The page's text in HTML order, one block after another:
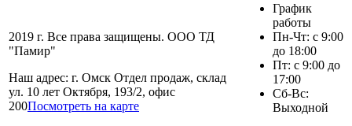
2019 г. Все права защищены. ООО ТД
"Памир"
Наш адрес: г. Омск Отдел продаж, склад
ул. 10 лет Октября, 193/2, офис
200Посмотреть на карте
График
работы
Пн-Чт: с 9:00
до 18:00
Пт: с 9:00 до
17:00
Сб-Вс:
Выходной